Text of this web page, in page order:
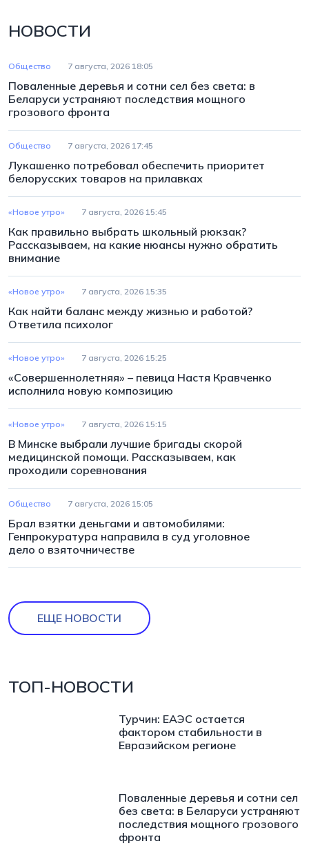
НОВОСТИ
Общество 7 августа, 2026 18:05
Поваленные деревья и сотни сел без света: в
Беларуси устраняют последствия мощного
грозового фронта
Общество 7 августа, 2026 17:45
Лукашенко потребовал обеспечить приоритет
белорусских товаров на прилавках
«Новое утро» 7 августа, 2026 15:45
Как правильно выбрать школьный рюкзак?
Рассказываем, на какие нюансы нужно обратить
внимание
«Новое утро» 7 августа, 2026 15:35
Как найти баланс между жизнью и работой?
Ответила психолог
«Новое утро» 7 августа, 2026 15:25
«Совершеннолетняя» – певица Настя Кравченко
исполнила новую композицию
«Новое утро» 7 августа, 2026 15:15
В Минске выбрали лучшие бригады скорой
медицинской помощи. Рассказываем, как
проходили соревнования
Общество 7 августа, 2026 15:05
Брал взятки деньгами и автомобилями:
Генпрокуратура направила в суд уголовное
дело о взяточничестве
ЕЩЕ НОВОСТИ
ТОП-НОВОСТИ
Турчин: ЕАЭС остается
фактором стабильности в
Евразийском регионе
Поваленные деревья и сотни сел
без света: в Беларуси устраняют
последствия мощного грозового
фронта